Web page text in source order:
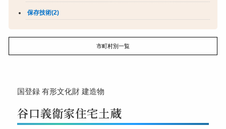
保存技術(2)
市町村別一覧
国登録 有形文化財 建造物
谷口義衛家住宅土蔵